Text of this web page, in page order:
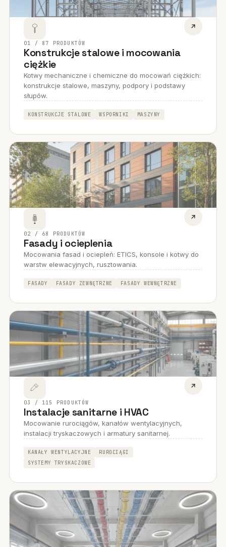
01 / 87 PRODUKTÓW
Konstrukcje stalowe i mocowania
ciężkie
Kotwy mechaniczne i chemiczne do mocowań ciężkich:
konstrukcje stalowe, maszyny, podpory i podstawy
słupów.
KONSTRUKCJE STALOWE WSPORNIKI MASZYNY
02 / 68 PRODUKTÓW
Fasady i ocieplenia
Mocowania fasad i ociepleń: ETICS, konsole i kotwy do
warstw elewacyjnych, rusztowania.
FASADY FASADY ZEWNĘTRZNE FASADY WEWNĘTRZNE
03 / 115 PRODUKTÓW
Instalacje sanitarne i HVAC
Mocowanie rurociągów, kanałów wentylacyjnych,
instalacji tryskaczowych i armatury sanitarnej.
KANAŁY WENTYLACYJNE
RUROCIĄGI
SYSTEMY TRYSKACZOWE